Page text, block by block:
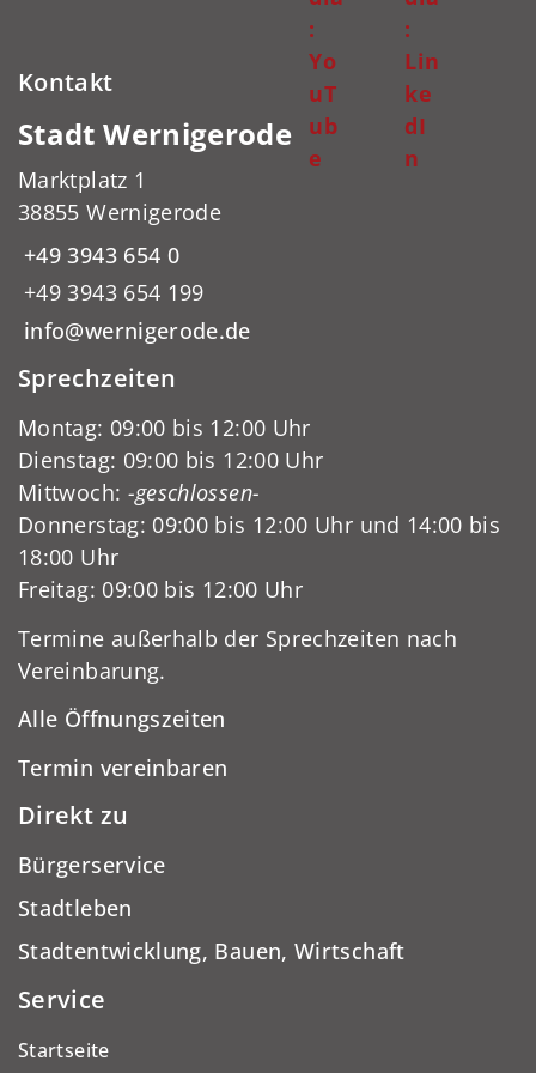
:
Yo
uT
ub
e
:
Lin
ke
dI
n
Kontakt
Stadt Wernigerode
Marktplatz 1
38855 Wernigerode
+49 3943 654 0
+49 3943 654 199
info@wernigerode.de
Sprechzeiten
Montag: 09:00 bis 12:00 Uhr
Dienstag: 09:00 bis 12:00 Uhr
Mittwoch: -geschlossen-
Donnerstag: 09:00 bis 12:00 Uhr und 14:00 bis
18:00 Uhr
Freitag: 09:00 bis 12:00 Uhr
Termine außerhalb der Sprechzeiten nach
Vereinbarung.
Alle Öffnungszeiten
Termin vereinbaren
Direkt zu
Bürgerservice
Stadtleben
Stadtentwicklung, Bauen, Wirtschaft
Service
Startseite